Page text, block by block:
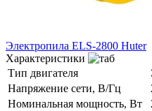
Электропила ELS-2800 Huter
Характеристики
Тип двигателя
Напряжение сети, В/Гц
Номинальная мощность, Вт